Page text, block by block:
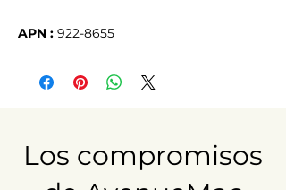
APN : 922-8655
Los compromisos